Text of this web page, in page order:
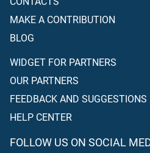
MAKE A CONTRIBUTION
BLOG
WIDGET FOR PARTNERS
OUR PARTNERS
FEEDBACK AND SUGGESTIONS
HELP CENTER
FOLLOW US ON SOCIAL